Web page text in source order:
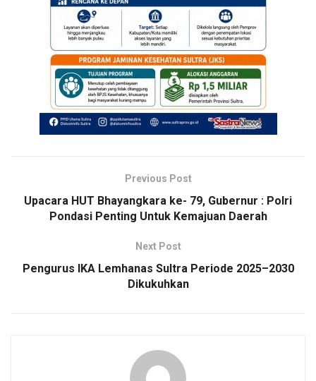
Previous Post
Upacara HUT Bhayangkara ke- 79, Gubernur : Polri
Pondasi Penting Untuk Kemajuan Daerah
Next Post
Pengurus IKA Lemhanas Sultra Periode 2025–2030
Dikukuhkan